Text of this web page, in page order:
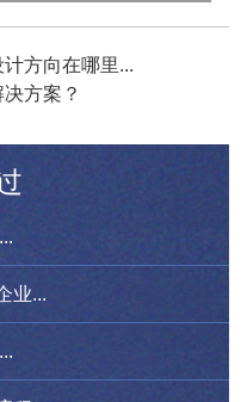
方向在哪里...
方案？
业...